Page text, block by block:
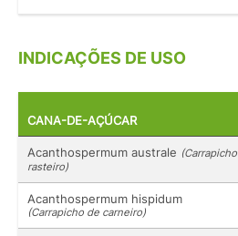
INDICAÇÕES DE USO
CANA-DE-AÇÚCAR
Acanthospermum australe (Carrapicho
rasteiro)
Acanthospermum hispidum
(Carrapicho de carneiro)